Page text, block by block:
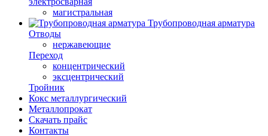
магистральная
Трубопроводная арматура
Отводы
нержавеющие
Переход
концентрический
эксцентрический
Тройник
Кокс металлургический
Металлопрокат
Скачать прайс
Контакты